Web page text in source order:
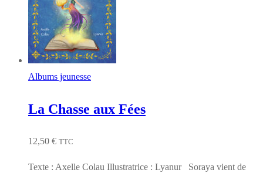
Albums jeunesse
La Chasse aux Fées
12,50 € TTC
Texte : Axelle Colau Illustratrice : Lyanur Soraya vient de